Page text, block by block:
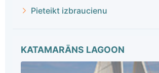
Pieteikt izbraucienu
KATAMARĀNS LAGOON